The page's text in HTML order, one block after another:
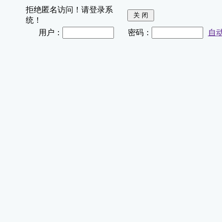
拒绝匿名访问！请登录系
统！
用户：
密码： 自